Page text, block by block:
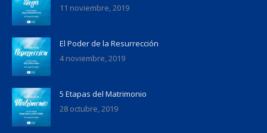
11 noviembre, 2019
El Poder de la Resurrección
4 noviembre, 2019
5 Etapas del Matrimonio
28 octubre, 2019